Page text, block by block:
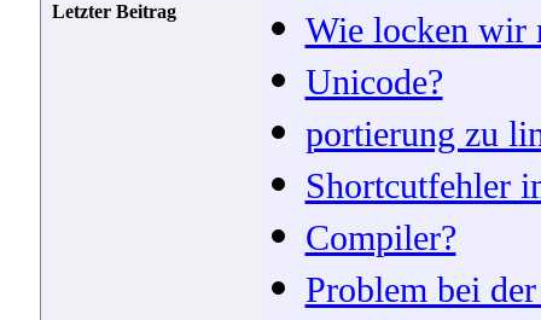
Letzter Beitrag
Wie locken wir
Unicode?
portierung zu
Shortcutfehler
Compiler?
Problem bei